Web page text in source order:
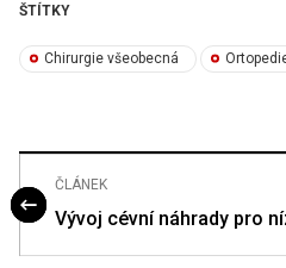
ŠTÍTKY
Chirurgie všeobecná
ČLÁNEK
Vývoj cévní náhrady pro